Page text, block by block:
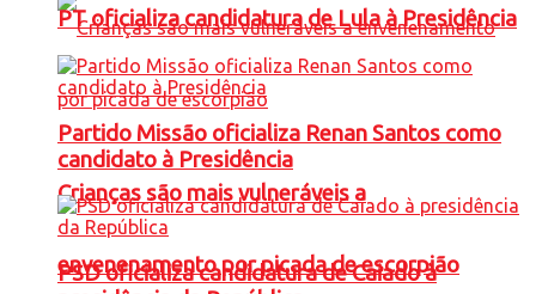
Crianças são mais vulneráveis a
envenenamento por picada de escorpião
PT oficializa candidatura de Lula à Presidência
Partido Missão oficializa Renan Santos como
candidato à Presidência
PSD oficializa candidatura de Caiado à